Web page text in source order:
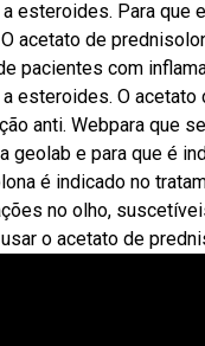
esteroides. Para que
acetato de
pacientes com
esteroides. O acetato
anti. Webpara que
geolab e para que é
é indicado no
no olho,
o acetato de